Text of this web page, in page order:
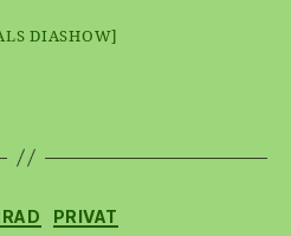
DIASHOW]
Kategorien
PRIVAT